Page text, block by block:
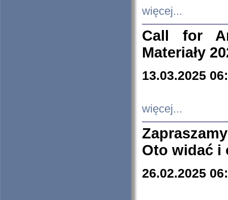
więcej...
Call for
Materiały
13.03.2025
więcej...
Oto widać i
26.02.2025